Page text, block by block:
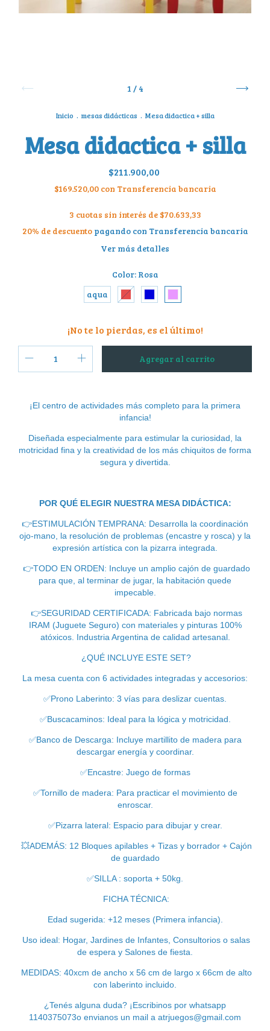
1 / 4
Inicio . mesas didácticas . Mesa didactica + silla
Mesa didactica + silla
$211.900,00
$169.520,00 con Transferencia bancaria
3 cuotas sin interés de $70.633,33
20% de descuentopagando con Transferencia bancaria
Ver más detalles
Color: Rosa
aqua
¡No te lo pierdas, es el último!
¡El centro de actividades más completo para la primera
infancia!
Diseñada especialmente para estimular la curiosidad, la
motricidad fina y la creatividad de los más chiquitos de forma
segura y divertida.
POR QUÉ ELEGIR NUESTRA MESA DIDÁCTICA:
👉ESTIMULACIÓN TEMPRANA: Desarrolla la coordinación
ojo-mano, la resolución de problemas (encastre y rosca) y la
expresión artística con la pizarra integrada.
👉TODO EN ORDEN: Incluye un amplio cajón de guardado
para que, al terminar de jugar, la habitación quede
impecable.
👉SEGURIDAD CERTIFICADA: Fabricada bajo normas
IRAM (Juguete Seguro) con materiales y pinturas 100%
atóxicos. Industria Argentina de calidad artesanal.
¿QUÉ INCLUYE ESTE SET?
La mesa cuenta con 6 actividades integradas y accesorios:
✅Prono Laberinto: 3 vías para deslizar cuentas.
✅Buscacaminos: Ideal para la lógica y motricidad.
✅Banco de Descarga: Incluye martillito de madera para
descargar energía y coordinar.
✅Encastre: Juego de formas
✅Tornillo de madera: Para practicar el movimiento de
enroscar.
✅Pizarra lateral: Espacio para dibujar y crear.
💥ADEMÁS: 12 Bloques apilables + Tizas y borrador + Cajón
de guardado
✅SILLA : soporta + 50kg.
FICHA TÉCNICA:
Edad sugerida: +12 meses (Primera infancia).
Uso ideal: Hogar, Jardines de Infantes, Consultorios o salas
de espera y Salones de fiesta.
MEDIDAS: 40xcm de ancho x 56 cm de largo x 66cm de alto
con laberinto incluido.
¿Tenés alguna duda? ¡Escribinos por whatsapp
1140375073o envianos un mail a atrjuegos@gmail.com